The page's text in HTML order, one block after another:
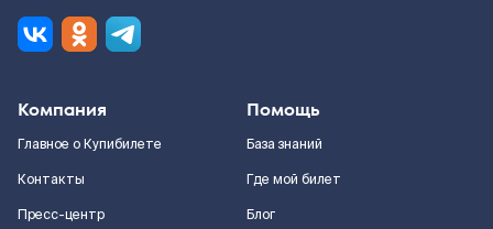
Компания
Главное о Купибилете
Контакты
Пресс-центр
Помощь
База знаний
Где мой билет
Блог